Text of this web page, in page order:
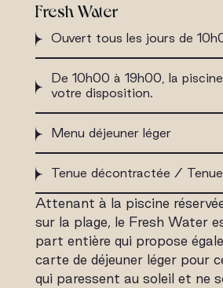
Fresh Water
Ouvert tous les jours de
De 10h00 à 19h00, la
votre disposition.
Menu déjeuner léger
Tenue décontractée /
Attenant à la piscine
sur la plage, le Fresh Water
part entière qui propose
carte de déjeuner léger pour
qui paressent au soleil et ne